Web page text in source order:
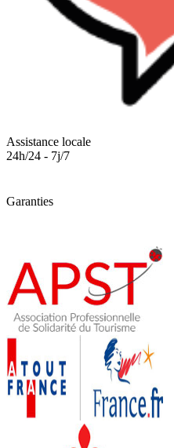
Assistance locale
24h/24 - 7j/7
Garanties